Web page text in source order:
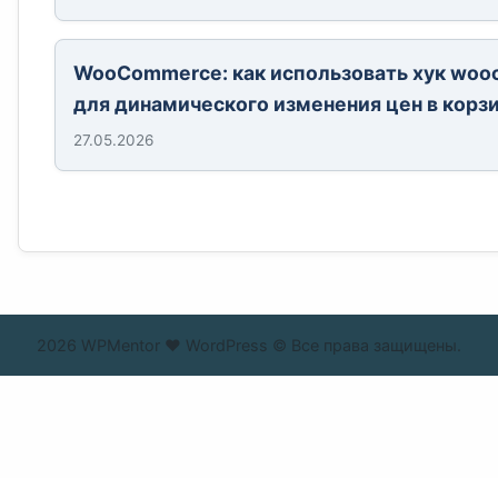
WooCommerce: как использовать хук
для динамического изменения цен в
27.05.2026
2026 WPMentor ❤ WordPress © Все права защищены.